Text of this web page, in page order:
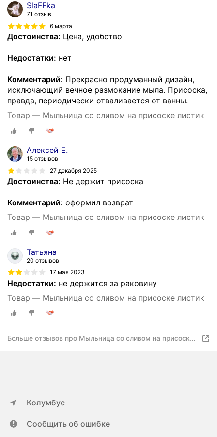
SlaFFka
71 отзыв
6 марта
Достоинства: Цена, удобство
Недостатки: нет
Комментарий: Прекрасно продуманный дизайн,
исключающий вечное размокание мыла. Присоска,
правда, периодически отваливается от ванны.
Товар — Мыльница со сливом на присоске листик
Алексей Е.
15 отзывов
27 декабря 2025
Достоинства: Не держит присоска
Комментарий: оформил возврат
Товар — Мыльница со сливом на присоске листик
Татьяна
20 отзывов
17 мая 2023
Недостатки: не держится за раковину
Товар — Мыльница со сливом на присоске листик
Больше отзывов про Мыльница со сливом на присоске
Колумбус
Сообщить об ошибке